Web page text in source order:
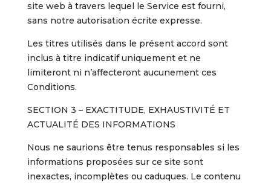
site web à travers lequel le Service est fourni,
sans notre autorisation écrite expresse.
Les titres utilisés dans le présent accord sont
inclus à titre indicatif uniquement et ne
limiteront ni n’affecteront aucunement ces
Conditions.
SECTION 3 – EXACTITUDE, EXHAUSTIVITÉ ET
ACTUALITÉ DES INFORMATIONS
Nous ne saurions être tenus responsables si les
informations proposées sur ce site sont
inexactes, incomplètes ou caduques. Le contenu